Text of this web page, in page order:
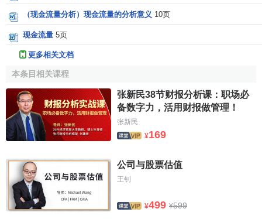
3.终结现金流量。
终结现金流量是指投资项目完结时所发生的现金流量，
主要包括：
（l）固定资产的残值收入或变价收入。
（2）原有垫支在各种流动资产上的资金的收回。
（3）停止使用的土地的变价收入等。
在现金流量表中，将现金流量分为三大类：
金净流量(Operating Activities)、
(Investing Activities)和筹资活动现金净流量(Financing
（现金流量分析）现金流量的分析意义 10页
现金流量 5页
更多相关文档
本条目相关课程
张新民38节财报分析课：职场必
备数字力，活用财报做管理！
张新民
¥169
公司与股票估值
王钊
¥499 ¥599